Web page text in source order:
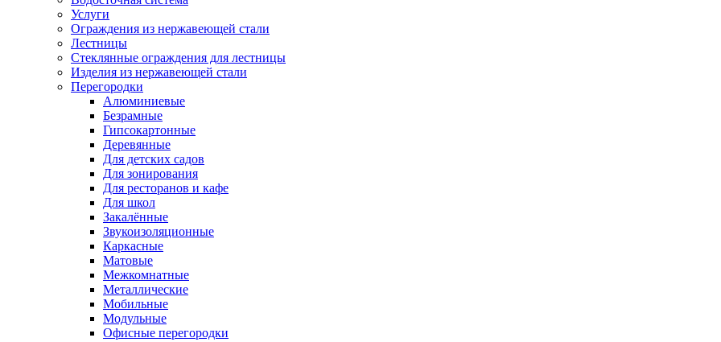
Услуги
Ограждения из нержавеющей стали
Лестницы
Стеклянные ограждения для лестницы
Изделия из нержавеющей стали
Перегородки
Алюминиевые
Безрамные
Гипсокартонные
Деревянные
Для детских садов
Для зонирования
Для ресторанов и кафе
Для школ
Закалённые
Звукоизоляционные
Каркасные
Матовые
Межкомнатные
Металлические
Мобильные
Модульные
Офисные перегородки